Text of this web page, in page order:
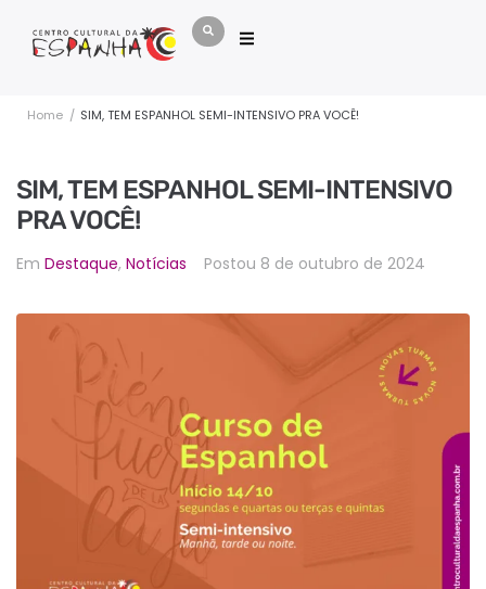
Home / SIM, TEM ESPANHOL SEMI-INTENSIVO PRA VOCÊ!
SIM, TEM ESPANHOL SEMI-INTENSIVO
PRA VOCÊ!
Em Destaque, Notícias Postou 8 de outubro de 2024